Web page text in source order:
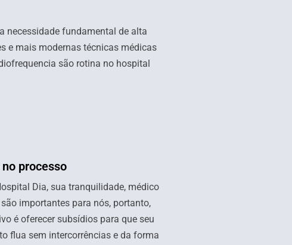
necessidade fundamental de alta
e mais modernas técnicas médicas
são rotina no hospital
processo
Dia, sua tranquilidade, médico
importantes para nós, portanto,
é oferecer subsídios para que seu
flua sem intercorrências e da forma